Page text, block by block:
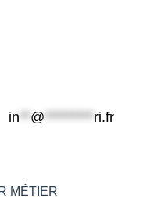
in**@*********ri.fr
MÉTIER